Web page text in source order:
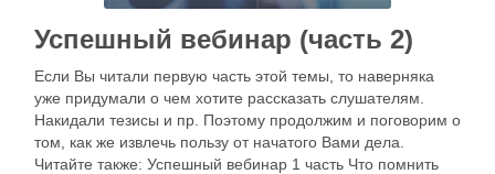
Успешный вебинар (часть 2)
Если Вы читали первую часть этой темы, то наверняка
уже придумали о чем хотите рассказать слушателям.
Накидали тезисы и пр. Поэтому продолжим и поговорим о
том, как же извлечь пользу от начатого Вами дела.
Читайте также: Успешный вебинар 1 часть Что помнить